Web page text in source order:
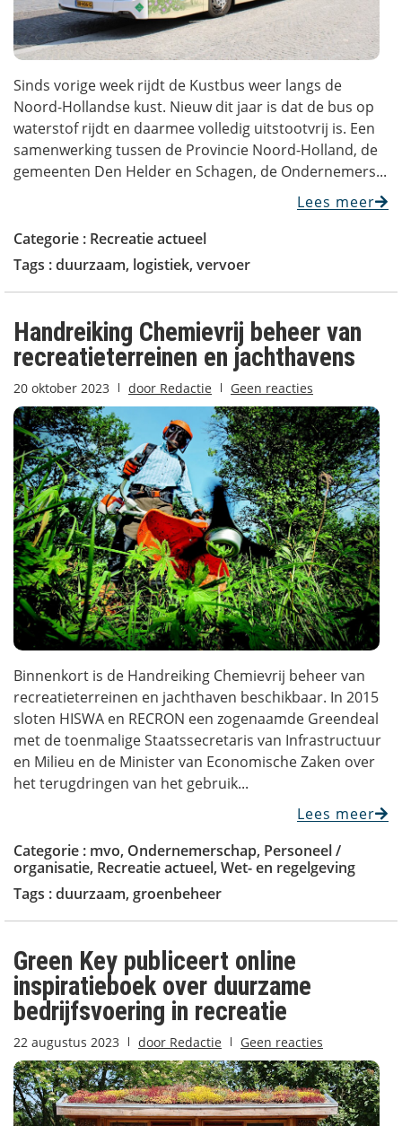
Sinds vorige week rijdt de Kustbus weer langs de
Noord-Hollandse kust. Nieuw dit jaar is dat de bus op
waterstof rijdt en daarmee volledig uitstootvrij is. Een
samenwerking tussen de Provincie Noord-Holland, de
gemeenten Den Helder en Schagen, de Ondernemers...
Lees meer
Categorie : Recreatie actueel
Tags :duurzaam, logistiek, vervoer
Handreiking Chemievrij beheer van
recreatieterreinen en jachthavens
20 oktober 2023 door Redactie Geen reacties
Binnenkort is de Handreiking Chemievrij beheer van
recreatieterreinen en jachthaven beschikbaar. In 2015
sloten HISWA en RECRON een zogenaamde Greendeal
met de toenmalige Staatssecretaris van Infrastructuur
en Milieu en de Minister van Economische Zaken over
het terugdringen van het gebruik...
Lees meer
Categorie : mvo, Ondernemerschap, Personeel /
organisatie, Recreatie actueel, Wet- en regelgeving
Tags :duurzaam, groenbeheer
Green Key publiceert online
inspiratieboek over duurzame
bedrijfsvoering in recreatie
22 augustus 2023 door Redactie Geen reacties